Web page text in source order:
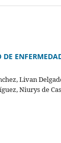
DE
Livan
Niurys de